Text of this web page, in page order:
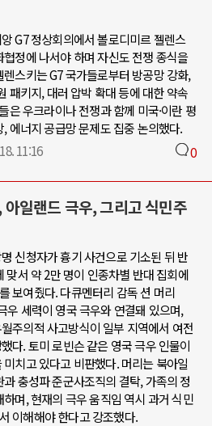
G7 정상회의에서 볼로디미르 젤렌스
정에 나서야 하며 자신도 전쟁 종식을
스키는 G7 국가들로부터 방공망 강화,
패키지, 대러 압박 확대 등에 대한 약속
은 우크라이나 전쟁과 함께 미국·이란 평
에너지 공급망 문제도 집중 논의했다.
11:16 0
일랜드 극우, 그리고 식민주
신청자가 흉기 사건으로 기소된 뒤 반
맞서 약 2만 명이 인종차별 반대 집회에
보여줬다. 다큐멘터리 감독 션 머리
세력이 영국 극우와 연결돼 있으며,
주의적 사고방식이 일부 지역에서 여전
다. 토미 로빈슨 같은 영국 극우 인물이
치고 있다고 비판했다. 머리는 북아일
충성파 준군사조직의 결탁, 가족의 정
며, 현재의 극우 움직임 역시 과거 식민
이해해야 한다고 강조했다.